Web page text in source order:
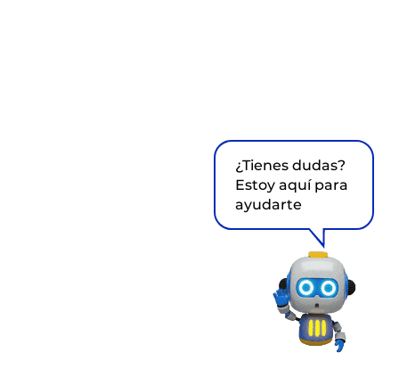
¿Tienes dudas?
Estoy aquí para
ayudarte